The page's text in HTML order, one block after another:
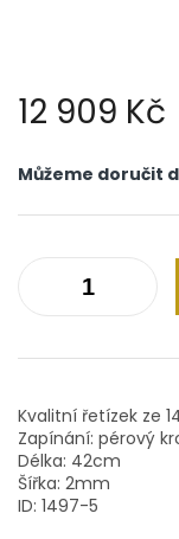
12 909 Kč
cena:
Můžeme doručit
Kvalitní řetízek ze
Zapínání: pérový
Délka: 42cm
Šířka: 2mm
ID: 1497-5